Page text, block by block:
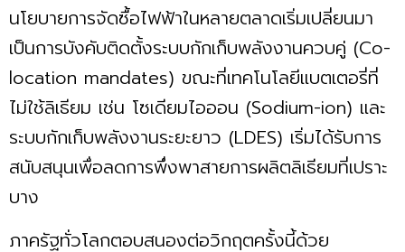
นโยบายการจัดซื้อไฟฟ้าในหลายตลาดเริ่มเปลี่ยนมา
เป็นการบังคับติดตั้งระบบกักเก็บพลังงานควบคู่ (Co-
location mandates) ขณะที่เทคโนโลยีแบตเตอรี่ที่
ไม่ใช้ลิเธียม เช่น โซเดียมไอออน (Sodium-ion) และ
ระบบกักเก็บพลังงานระยะยาว (LDES) เริ่มได้รับการ
สนับสนุนเพื่อลดการพึ่งพาสายการผลิตลิเธียมที่เปราะ
บาง
ภาครัฐทั่วโลกตอบสนองต่อวิกฤตครั้งนี้ด้วย